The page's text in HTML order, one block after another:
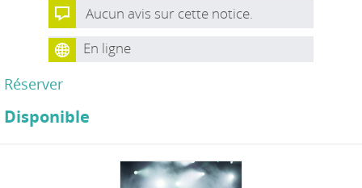
Aucun avis sur cette notice.
En ligne
Réserver
Disponible